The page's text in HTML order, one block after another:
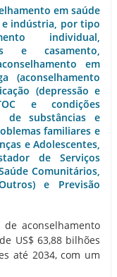
em saúde
e indústria, por tipo
individual,
e casamento,
em
(aconselhamento
(depressão e
e condições
de substâncias e
familiares e
e Adolescentes,
de Serviços
Comunitários,
e Previsão
aconselhamento
US$ 63,88 bilhões
até 2034, com um